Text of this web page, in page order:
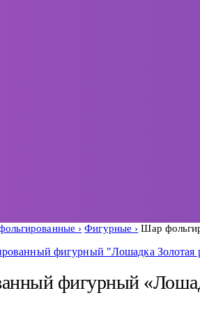
Фигурные Шар
фигурный